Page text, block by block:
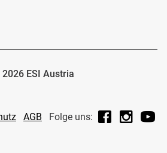
ESI Austria
AGB Folge uns: Facebook